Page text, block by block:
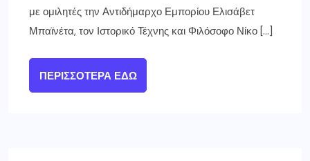
με ομιλητές την Αντιδήμαρχο Εμπορίου Ελισάβετ
Μπαϊνέτα, τον Ιστορικό Τέχνης και Φιλόσοφο Νίκο […]
ΠΕΡΙΣΣΌΤΕΡΑ ΕΔΏ